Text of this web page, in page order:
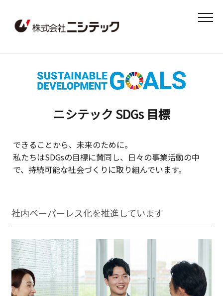
ニシテック SDGs ⽬標
できることから、未来のために。
私たちはSDGsの目標に賛同し、日々の事業活動の中
で、持続可能な社会づくりに取り組んでいます。
社内ペーパーレス化を推進しています